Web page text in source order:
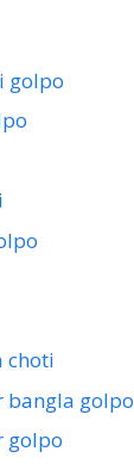
golpo
choti
bangla golpo
golpo